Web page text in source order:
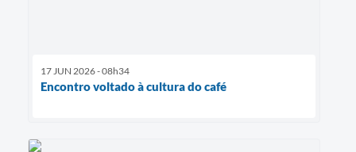
17 JUN 2026 - 08h34
Encontro voltado à cultura do café